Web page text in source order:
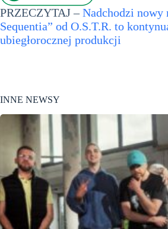
PRZECZYTAJ –Nadchodzi nowy
Sequentia” od O.S.T.R. to
ubiegłorocznej produkcji
INNE NEWSY